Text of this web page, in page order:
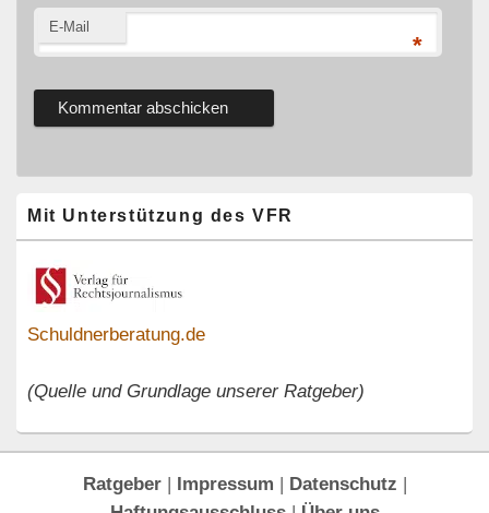
E-Mail
*
Seitenleisten-
Widgetbereich
Mit Unterstützung des VFR
Schuldnerberatung.de
(Quelle und Grundlage unserer Ratgeber)
Ratgeber| Impressum | Datenschutz |